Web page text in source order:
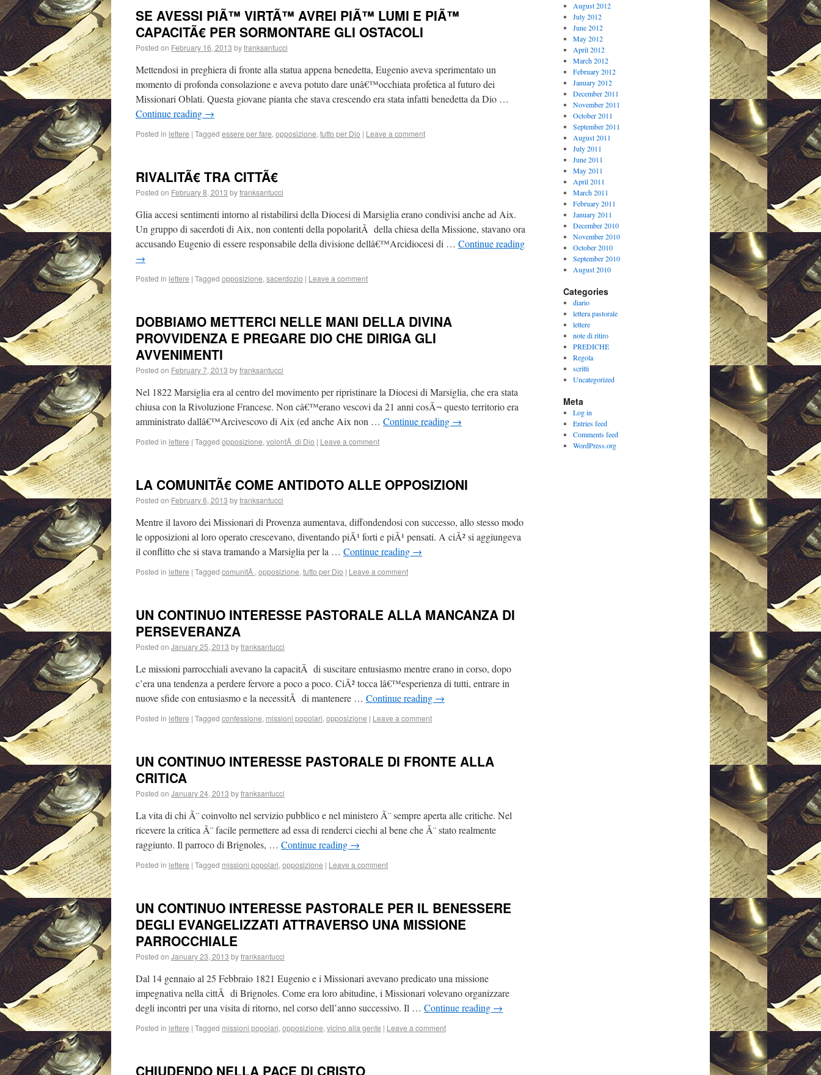
SE AVESSI PIÃ™ VIRTÃ™ AVREI PIÃ™ LUMI E PIÃ™
CAPACITÃ€ PER SORMONTARE GLI OSTACOLI
Posted on February 16, 2013 byfranksantucci
Mettendosi in preghiera di fronte alla statua appena benedetta, Eugenio aveva sperimentato un
momento di profonda consolazione e aveva potuto dare unâ€™occhiata profetica al futuro dei
Missionari Oblati. Questa giovane pianta che stava crescendo era stata infatti benedetta da Dio …
Continue reading →
Posted in lettere | Tagged essere per fare, opposizione, tutto per Dio | Leave a comment
RIVALITÃ€ TRA CITTÃ€
Posted on February 8, 2013 byfranksantucci
Glia accesi sentimenti intorno al ristabilirsi della Diocesi di Marsiglia erano condivisi anche ad Aix.
Un gruppo di sacerdoti di Aix, non contenti della popolaritÃ della chiesa della Missione, stavano ora
accusando Eugenio di essere responsabile della divisione dellâ€™Arcidiocesi di … Continue reading
→
Posted in lettere | Tagged opposizione, sacerdozio | Leave a comment
DOBBIAMO METTERCI NELLE MANI DELLA DIVINA
PROVVIDENZA E PREGARE DIO CHE DIRIGA GLI
AVVENIMENTI
Posted on February 7, 2013 byfranksantucci
Nel 1822 Marsiglia era al centro del movimento per ripristinare la Diocesi di Marsiglia, che era stata
chiusa con la Rivoluzione Francese. Non câ€™erano vescovi da 21 anni cosÃ¬ questo territorio era
amministrato dallâ€™Arcivescovo di Aix (ed anche Aix non … Continue reading →
Posted in lettere | Tagged opposizione, volontÃ di Dio | Leave a comment
LA COMUNITÃ€ COME ANTIDOTO ALLE OPPOSIZIONI
Posted on February 6, 2013 byfranksantucci
Mentre il lavoro dei Missionari di Provenza aumentava, diffondendosi con successo, allo stesso modo
le opposizioni al loro operato crescevano, diventando piÃ¹ forti e piÃ¹ pensati. A ciÃ² si aggiungeva
il conflitto che si stava tramando a Marsiglia per la … Continue reading →
Posted in lettere | Tagged comunitÃ , opposizione, tutto per Dio | Leave a comment
UN CONTINUO INTERESSE PASTORALE ALLA MANCANZA DI
PERSEVERANZA
Posted on January 25, 2013 byfranksantucci
Le missioni parrocchiali avevano la capacitÃ di suscitare entusiasmo mentre erano in corso, dopo
c’era una tendenza a perdere fervore a poco a poco. CiÃ² tocca lâ€™esperienza di tutti, entrare in
nuove sfide con entusiasmo e la necessitÃ di mantenere … Continue reading →
Posted in lettere | Tagged confessione, missioni popolari, opposizione | Leave a comment
UN CONTINUO INTERESSE PASTORALE DI FRONTE ALLA
CRITICA
Posted on January 24, 2013 byfranksantucci
La vita di chi Ã¨ coinvolto nel servizio pubblico e nel ministero Ã¨ sempre aperta alle critiche. Nel
ricevere la critica Ã¨ facile permettere ad essa di renderci ciechi al bene che Ã¨ stato realmente
raggiunto. Il parroco di Brignoles, … Continue reading →
Posted in lettere | Tagged missioni popolari, opposizione | Leave a comment
UN CONTINUO INTERESSE PASTORALE PER IL BENESSERE
DEGLI EVANGELIZZATI ATTRAVERSO UNA MISSIONE
PARROCCHIALE
Posted on January 23, 2013 byfranksantucci
Dal 14 gennaio al 25 Febbraio 1821 Eugenio e i Missionari avevano predicato una missione
impegnativa nella cittÃ di Brignoles. Come era loro abitudine, i Missionari volevano organizzare
degli incontri per una visita di ritorno, nel corso dell’anno successivo. Il … Continue reading →
Posted in lettere | Tagged missioni popolari, opposizione, vicino alla gente | Leave a comment
CHIUDENDO NELLA PACE DI CRISTO
August 2012
July 2012
June 2012
May 2012
April 2012
March 2012
February 2012
January 2012
December 2011
November 2011
October 2011
September 2011
August 2011
July 2011
June 2011
May 2011
April 2011
March 2011
February 2011
January 2011
December 2010
November 2010
October 2010
September 2010
August 2010
Categories
diario
lettera pastorale
lettere
note di ritiro
PREDICHE
Regola
scritti
Uncategorized
Meta
Log in
Entries feed
Comments feed
WordPress.org